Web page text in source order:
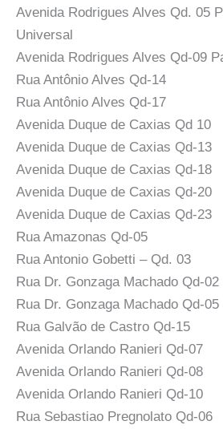
Avenida Rodrigues Alves Qd. 05
Universal
Avenida Rodrigues Alves Qd-09
Rua Antônio Alves Qd-14
Rua Antônio Alves Qd-17
Avenida Duque de Caxias Qd 10
Avenida Duque de Caxias Qd-13
Avenida Duque de Caxias Qd-18
Avenida Duque de Caxias Qd-20
Avenida Duque de Caxias Qd-23
Rua Amazonas Qd-05
Rua Antonio Gobetti – Qd. 03
Rua Dr. Gonzaga Machado Qd-02
Rua Dr. Gonzaga Machado Qd-05
Rua Galvão de Castro Qd-15
Avenida Orlando Ranieri Qd-07
Avenida Orlando Ranieri Qd-08
Avenida Orlando Ranieri Qd-10
Rua Sebastiao Pregnolato Qd-06